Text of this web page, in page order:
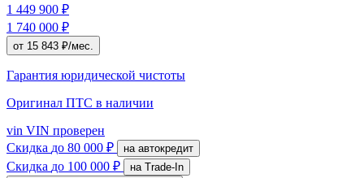
1 449 900 ₽
1 740 000 ₽
от 15 843 ₽/мес.
Гарантия юридической чистоты
Оригинал ПТС в наличии
vin VIN проверен
Скидка до 80 000 ₽ на автокредит
Скидка до 100 000 ₽
на Trade-In